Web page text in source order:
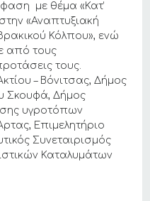
με θέμα «Κατ’
«Αναπτυξιακή
Κόλπου», ενώ
από τους
τους.
– Βόνιτσας, Δήμος
Σκουφά, Δήμος
υγροτόπων
Επιμελητήριο
Συνεταιρισμός
Καταλυμάτων